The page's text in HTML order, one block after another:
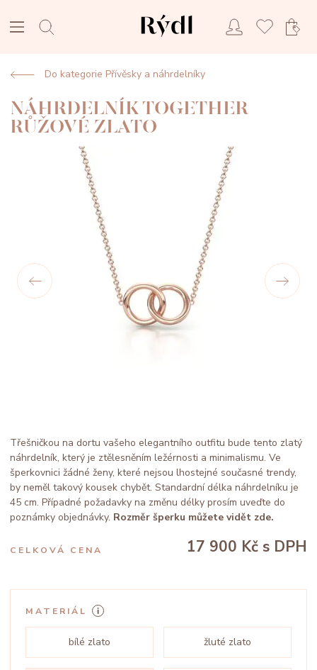
Do kategorie Přívěsky a náhrdelníky
NÁHRDELNÍK TOGETHER
RŮŽOVÉ ZLATO
Třešničkou na dortu vašeho elegantního outfitu bude tento zlatý
náhrdelník, který je ztělesněním ležérnosti a minimalismu. Ve
šperkovnici žádné ženy, které nejsou lhostejné současné trendy,
by neměl takový kousek chybět. Standardní délka náhrdelníku je
45 cm. Případné požadavky na změnu délky prosím uveďte do
poznámky objednávky. Rozměr šperku můžete vidět zde.
CELKOVÁ CENA 17 900 Kč s DPH
MATERIÁL
bílé zlato žluté zlato